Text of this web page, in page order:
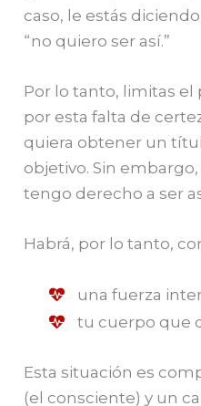
caso, le estás
“no quiero ser así.”
Por lo tanto, limitas
por esta falta de
quiera obtener un
objetivo. Sin
tengo derecho a ser
Habrá, por lo tanto,
una fuerza
tu cuerpo que
Esta situación es
(el consciente) y un